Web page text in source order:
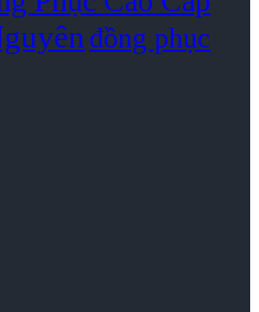
đồng phục